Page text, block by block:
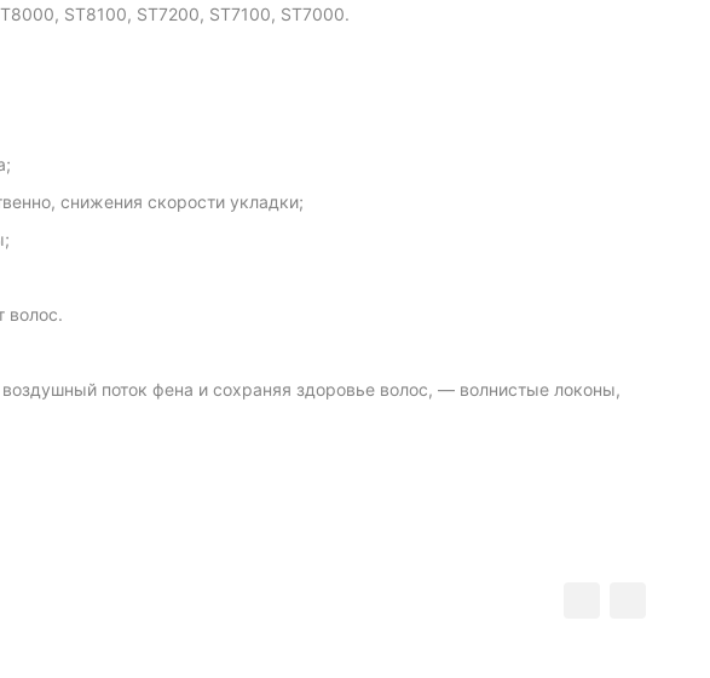
ST8100, ST7200, ST7100, ST7000.
снижения скорости укладки;
волос.
поток фена и сохраняя здоровье волос, — волнистые локоны,